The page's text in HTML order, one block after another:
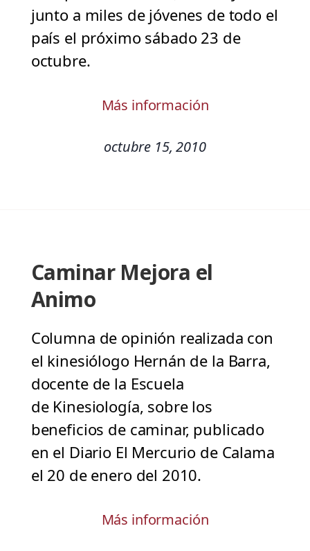
junto a miles de jóvenes de todo el
país el próximo sábado 23 de
octubre.
Más información
octubre 15, 2010
Caminar Mejora el
Animo
Columna de opinión realizada con
el kinesiólogo Hernán de la Barra,
docente de la Escuela
de Kinesiología, sobre los
beneficios de caminar, publicado
en el Diario El Mercurio de Calama
el 20 de enero del 2010.
Más información